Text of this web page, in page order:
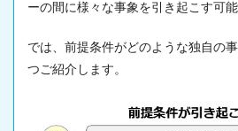
ーの間に様々な事象を引き起こす可能
では、前提条件がどのような独自の
つご紹介します。